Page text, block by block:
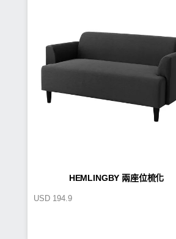
HEMLINGBY 兩座位梳化
USD 194.9